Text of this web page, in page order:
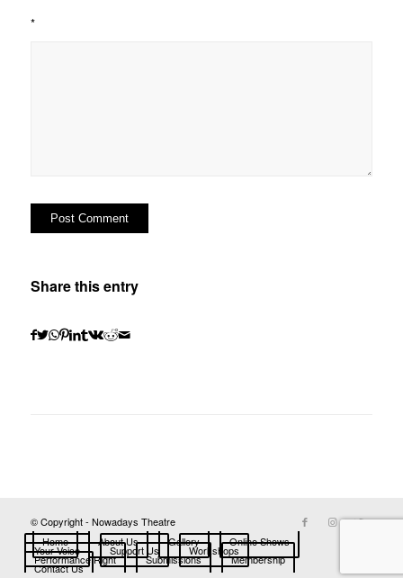
*
Share this entry
© Copyright - Nowadays Theatre
Home
About Us Gallery Online Shows
Your Voice Support Us Workshops
Performance Right Submissions Membership
Contact Us